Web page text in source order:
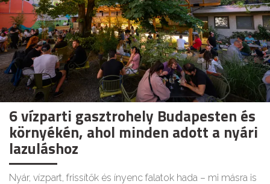
6 vízparti gasztrohely Budapesten és
környékén, ahol minden adott a nyári
lazuláshoz
Nyár, vízpart, frissítők és ínyenc falatok hada – mi másra is